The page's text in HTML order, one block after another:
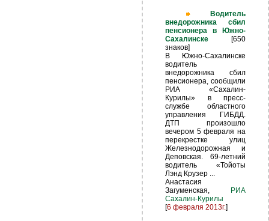
Водитель
внедорожника сбил
пенсионера в Южно-
Сахалинске [650
знаков]
В Южно-Сахалинске
водитель
внедорожника сбил
пенсионера, сообщили
РИА «Сахалин-
Курилы» в пресс-
службе областного
управления ГИБДД.
ДТП произошло
вечером 5 февраля на
перекрестке улиц
Железнодорожная и
Деповская. 69-летний
водитель «Тойоты
Лэнд Крузер ...
Анастасия
Загуменская,
РИА
Сахалин-Курилы
[6 февраля 2013г.]